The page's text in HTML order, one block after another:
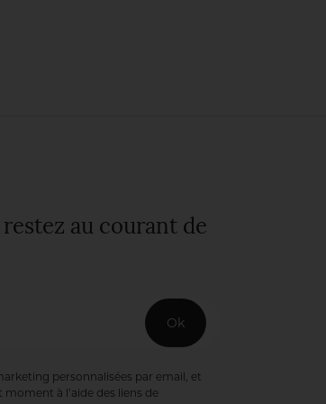
au courant de
Ok
personnalisées par email, et
à l’aide des liens de